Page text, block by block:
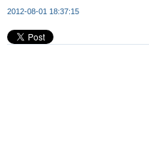
2012-08-01 18:37:15